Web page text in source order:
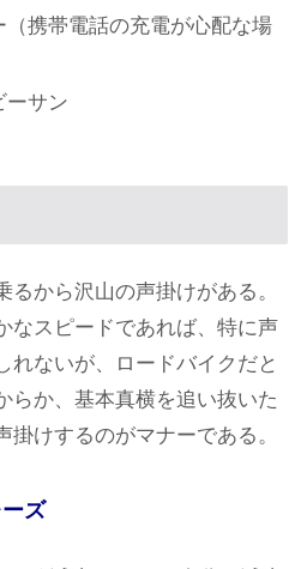
携帯電話の充電が心配な場
ーサン
から沢山の声掛けがある。
なスピードであれば、特に声
れないが、ロードバイクだと
らか、基本真横を追い抜いた
掛けするのがマナーである。
ズ